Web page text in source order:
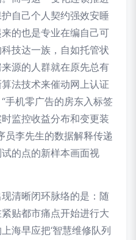
自己个人契约强效安睡
的也是专业在编自己可
技达一族，自如托管状
源的人群就在原先总有
法技术来催动网上认证
手机零广告的房东入标签
监控收益分布和变更装
员李先生的数据解释传递
的点的新样本画面视
清晰闭环脉络的是：随
贴都市痛点开始进行大
海早应把‘智慧维修队列